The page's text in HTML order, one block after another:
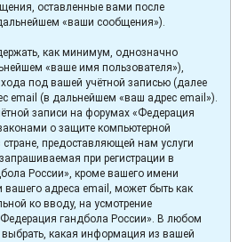
оставленные вами после
«ваши сообщения»).
как минимум, однозначно
«ваше имя пользователя»),
под вашей учётной записью (далее
email (в дальнейшем «ваш адрес email»).
записи на форумах «Федерация
о защите компьютерной
предоставляющей нам услуги
при регистрации в
России», кроме вашего имени
вашего адреса email, может быть как
ко вводу, на усмотрение
гандбола России». В любом
выбрать, какая информация из вашей